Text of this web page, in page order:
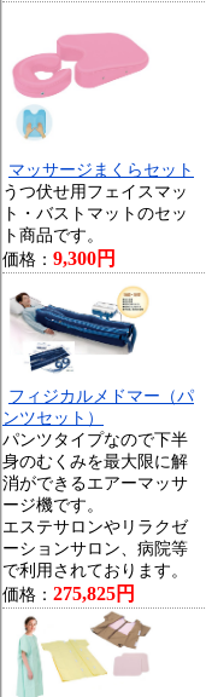
マッサージまくらセット
うつ伏せ用フェイスマッ
ト・バストマットのセッ
ト商品です。
価格： 9,300円
フィジカルメドマー（パ
ンツセット）
パンツタイプなので下半
身のむくみを最大限に解
消ができるエアーマッサ
ージ機です。
エステサロンやリラクゼ
ーションサロン、病院等
で利用されております。
価格： 275,825円